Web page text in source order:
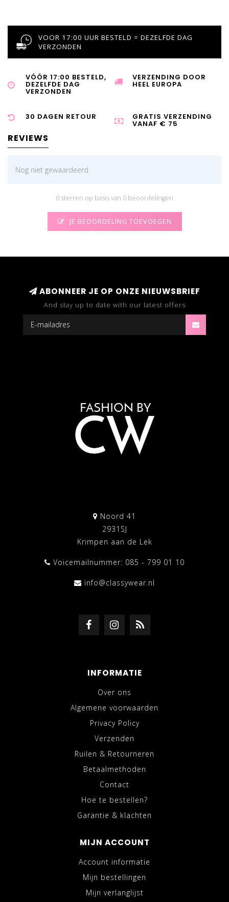
VOOR 17:00 UUR BESTELD = DEZELFDE DAG
VERZONDEN
VÓÓR 17:00 BESTELD,
DEZELFDE DAG
VERZONDEN
VERZENDING DOOR
HEEL EUROPA
30 DAGEN RETOUR GRATIS VERZENDING
VANAF € 75
REVIEWS
Nog niet gewaardeerd
0 sterren op basis van 0 beoordelingen
JE BEOORDELING TOEVOEGEN
ABONNEER JE OP ONZE NIEUWSBRIEF
And stay up to date with our latest offers
Noord 41
2931SJ
Krimpen aan de Lek
Voicemailnummer: 085 - 799 01 10
info@classywear.nl
INFORMATIE
Over ons
Algemene voorwaarden
Privacy Policy
Verzenden
Ruilen & Retourneren
Betaalmethoden
Contact
Hoe te bestellen?
Garantie & klachten
MIJN ACCOUNT
Account informatie
Mijn bestellingen
Mijn verlanglijst